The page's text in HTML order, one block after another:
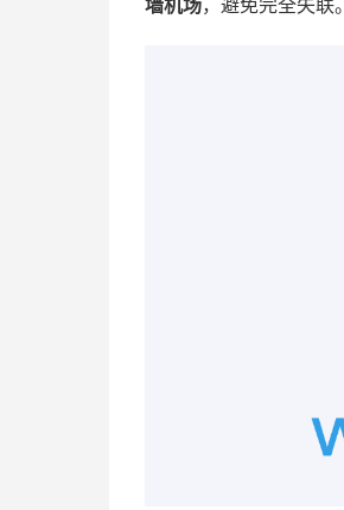
墙机场，避免完全失联。